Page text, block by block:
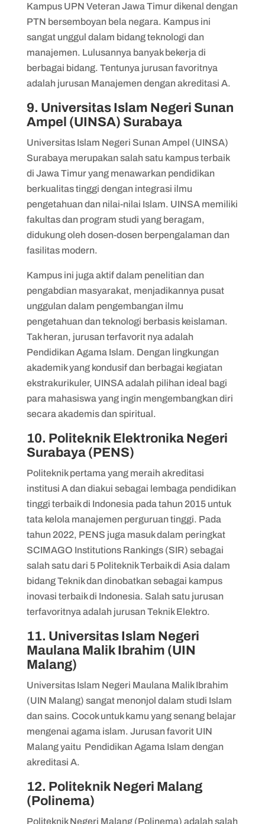
Kampus UPN Veteran Jawa Timur dikenal dengan
PTN bersemboyan bela negara. Kampus ini
sangat unggul dalam bidang teknologi dan
manajemen. Lulusannya banyak bekerja di
berbagai bidang. Tentunya jurusan favoritnya
adalah jurusan Manajemen dengan akreditasi A.
9. Universitas Islam Negeri Sunan
Ampel (UINSA) Surabaya
​​Universitas Islam Negeri Sunan Ampel (UINSA)
Surabaya merupakan salah satu kampus terbaik
di Jawa Timur yang menawarkan pendidikan
berkualitas tinggi dengan integrasi ilmu
pengetahuan dan nilai-nilai Islam. UINSA memiliki
fakultas dan program studi yang beragam,
didukung oleh dosen-dosen berpengalaman dan
fasilitas modern.
Kampus ini juga aktif dalam penelitian dan
pengabdian masyarakat, menjadikannya pusat
unggulan dalam pengembangan ilmu
pengetahuan dan teknologi berbasis keislaman.
Tak heran, jurusan terfavorit nya adalah
Pendidikan Agama Islam. Dengan lingkungan
akademik yang kondusif dan berbagai kegiatan
ekstrakurikuler, UINSA adalah pilihan ideal bagi
para mahasiswa yang ingin mengembangkan diri
secara akademis dan spiritual.
10. Politeknik Elektronika Negeri
Surabaya (PENS)
Politeknik pertama yang meraih akreditasi
institusi A dan diakui sebagai lembaga pendidikan
tinggi terbaik di Indonesia pada tahun 2015 untuk
tata kelola manajemen perguruan tinggi. Pada
tahun 2022, PENS juga masuk dalam peringkat
SCIMAGO Institutions Rankings (SIR) sebagai
salah satu dari 5 Politeknik Terbaik di Asia dalam
bidang Teknik dan dinobatkan sebagai kampus
inovasi terbaik di Indonesia. Salah satu jurusan
terfavoritnya adalah jurusan Teknik Elektro.
11. Universitas Islam Negeri
Maulana Malik Ibrahim (UIN
Malang)
Universitas Islam Negeri Maulana Malik Ibrahim
(UIN Malang) sangat menonjol dalam studi Islam
dan sains. Cocok untuk kamu yang senang belajar
mengenai agama islam. Jurusan favorit UIN
Malang yaitu Pendidikan Agama Islam dengan
akreditasi A.
12. Politeknik Negeri Malang
(Polinema)
Politeknik Negeri Malang (Polinema) adalah salah